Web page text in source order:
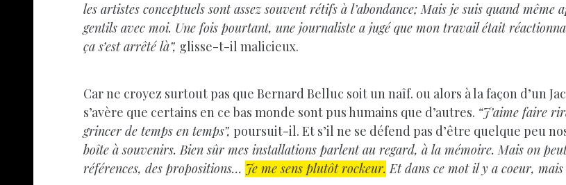
les artistes conceptuels sont assez souvent rétifs à l’abondance; Mais je suis quand
gentils avec moi. Une fois pourtant, une journaliste a jugé que mon travail était
ça s’est arrêté là”, glisse-t-il malicieux.
Car ne croyez surtout pas que Bernard Belluc soit un naîf. ou alors à la façon d’un
s’avère que certains en ce bas monde sont pus humains que d’autres. “J’aime faire
grincer de temps en temps”, poursuit-il. Et s’il ne se défend pas d’être quelque peu
boîte à souvenirs. Bien sûr mes installations parlent au regard, à la mémoire. Mais on
références, des propositions… Je me sens plutôt rockeur. Et dans ce mot il y a coeur,